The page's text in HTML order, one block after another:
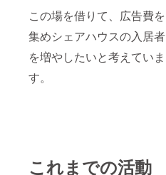
この場を借りて、広告費を
集めシェアハウスの入居者
を増やしたいと考えていま
す。
これまでの活動